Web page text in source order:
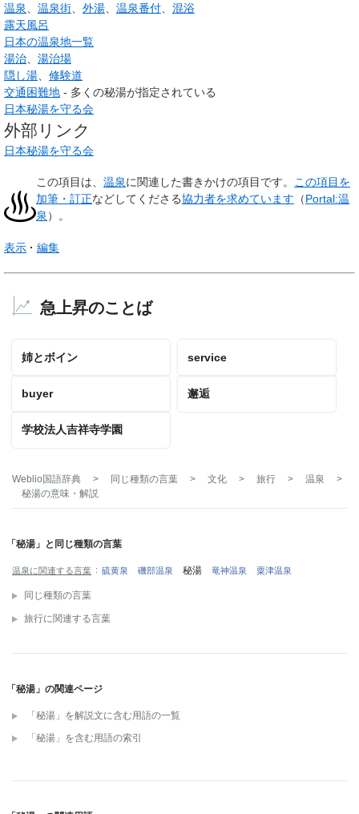
温泉
温泉街 外湯 温泉番付
混浴
露天風呂
日本の温泉地一覧
湯治
湯治場
隠し湯
修験道
交通困難地 - 多くの秘湯が指定されている
日本秘湯を守る会
外部リンク
日本秘湯を守る会
この項目は、 温泉に関連した書きかけの項目 です。 この項目を
加筆・訂正などしてくださる協力者を求めています （Portal:温
泉）。
表示 編集
急上昇のことば
姉とボイン service
buyer 邂逅
学校法人吉祥寺学園
Weblio国語辞典 > 同じ種類の言葉 > 文化 > 旅行 > 温泉
>
秘湯の意味・解説
「秘湯」と同じ種類の言葉
温泉に関連する言葉 硫黄泉 磯部温泉 秘湯 竜神温泉 粟津温泉
同じ種類の言葉
旅行に関連する言葉
「秘湯」の関連ページ
「秘湯」を解説文に含む用語の一覧
「秘湯」を含む用語の索引